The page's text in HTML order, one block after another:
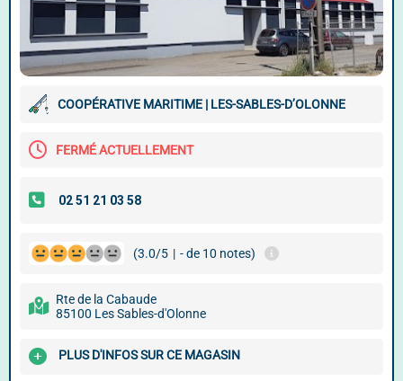
COOPÉRATIVE MARITIME | LES-SABLES-D’OLONNE
FERMÉ ACTUELLEMENT
(3.0/5 | - de 10 notes)
Rte de la Cabaude
85100 Les Sables-d'Olonne
PLUS D'INFOS SUR CE MAGASIN